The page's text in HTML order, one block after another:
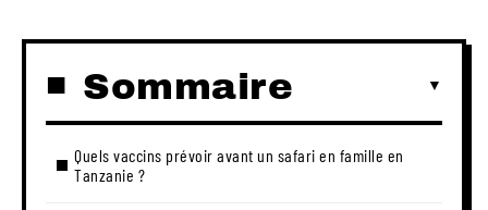
Sommaire
Quels vaccins prévoir avant un safari en famille en
Tanzanie ?